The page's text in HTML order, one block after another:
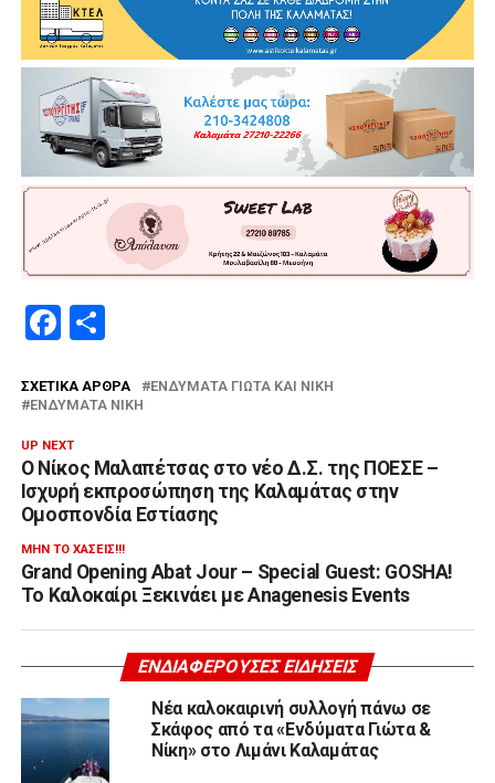
Facebook
Μοιραστείτε
ΣΧΕΤΙΚΆ ΆΡΘΡΑ
ΕΝΔΎΜΑΤΑ ΓΙΏΤΑ ΚΑΙ ΝΊΚΗ
ΕΝΔΎΜΑΤΑ ΝΊΚΗ
UP NEXT
Ο Νίκος Μαλαπέτσας στο νέο Δ.Σ. της ΠΟΕΣΕ –
Ισχυρή εκπροσώπηση της Καλαμάτας στην
Ομοσπονδία Εστίασης
ΜΗΝ ΤΟ ΧΆΣΕΙΣ!!!
Grand Opening Abat Jour – Special Guest: GOSHA!
Το Καλοκαίρι Ξεκινάει με Anagenesis Events
ΕΝΔΙΑΦΈΡΟΥΣΕΣ ΕΙΔΉΣΕΙΣ
Νέα καλοκαιρινή συλλογή πάνω σε
Σκάφος από τα «Ενδύματα Γιώτα &
Νίκη» στο Λιμάνι Καλαμάτας